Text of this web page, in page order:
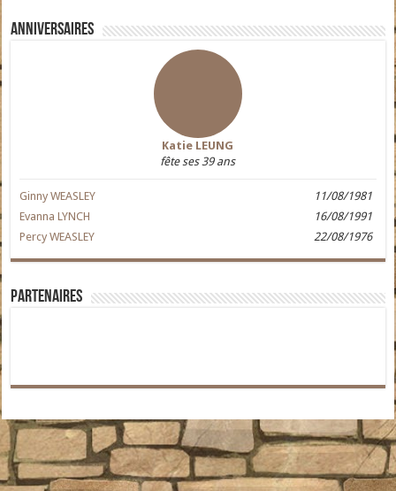
Anniversaires
Katie LEUNG
fête ses 39 ans
Ginny WEASLEY
11/08/1981
Evanna LYNCH
16/08/1991
Percy WEASLEY
22/08/1976
Partenaires